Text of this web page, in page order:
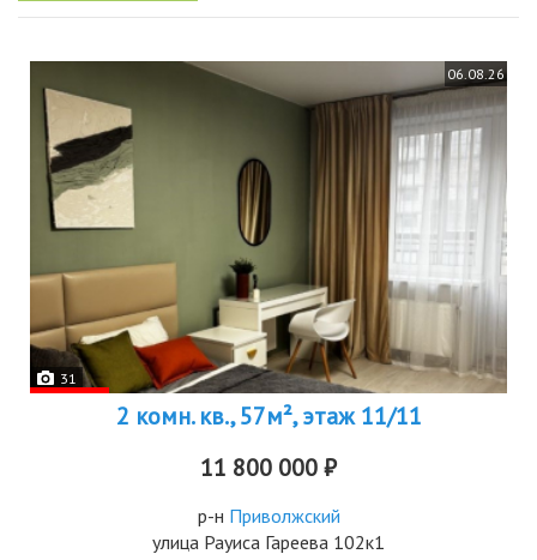
06.08.26
31
2 комн. кв., 57м², этаж 11/11
11 800 000 ₽
р-н Приволжский
улица Рауиса Гареева 102к1